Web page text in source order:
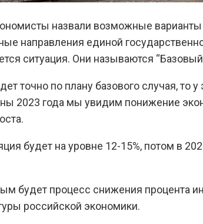
назвали возможные варианты
направления единой
ситуация. Они называются
точно по плану базового случая,
2023 года мы увидим понижение
будет на уровне 12-15%, потом в
будет процесс снижения процента
российской экономики.